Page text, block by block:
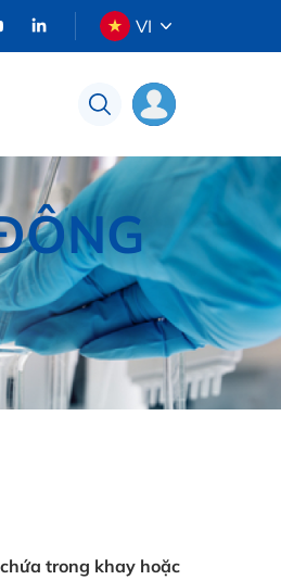
VI
trong khay hoặc